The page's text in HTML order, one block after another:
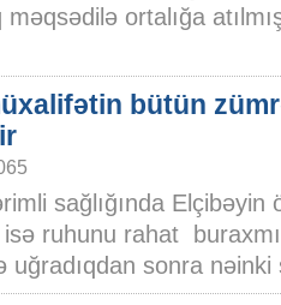
ortalığa
bütün
sağlığında Elçibəyin
ruhunu rahat
uğradıqdan sonra